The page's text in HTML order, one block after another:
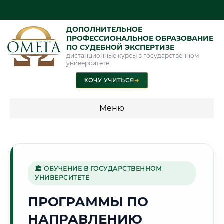
ДОПОЛНИТЕЛЬНОЕ
ПРОФЕССИОНАЛЬНОЕ ОБРАЗОВАНИЕ
ПО СУДЕБНОЙ ЭКСПЕРТИЗЕ
дистанционные курсы в государственном
университете
ХОЧУ УЧИТЬСЯ➜
Меню
специальности"
Стоимость по программам обучения "Судебная экспертиза"
Стоимость по программам обучения "Экспертиза"
🏛 ОБУЧЕНИЕ В ГОСУДАРСТВЕННОМ
УНИВЕРСИТЕТЕ
ПРОГРАММЫ ПО
НАПРАВЛЕНИЮ